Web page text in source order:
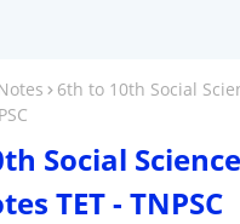
6th to 10th Social
Social
TET - TNPSC